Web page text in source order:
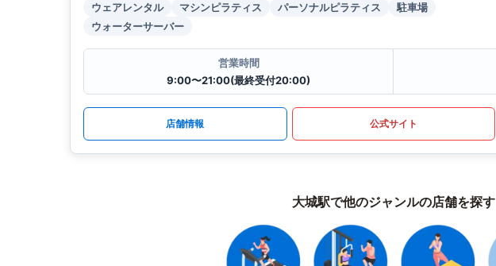
ウェアレンタル マシンピラティス パーソナルピラティス
駐車場
ウォーターサーバー
営業時間
9:00〜21:00(最終受付20:00)
店舗情報 公式サイト
大城駅で他のジャンルの店舗を探す